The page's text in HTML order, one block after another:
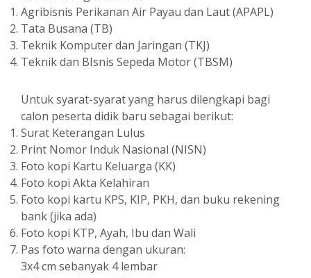
Agribisnis Perikanan Air Payau dan Laut (APAPL)
Tata Busana (TB)
Teknik Komputer dan Jaringan (TKJ)
Teknik dan BIsnis Sepeda Motor (TBSM)
Untuk syarat-syarat yang harus dilengkapi bagi
calon peserta didik baru sebagai berikut:
Surat Keterangan Lulus
Print Nomor Induk Nasional (NISN)
Foto kopi Kartu Keluarga (KK)
Foto kopi Akta Kelahiran
Foto kopi kartu KPS, KIP, PKH, dan buku rekening
bank (jika ada)
Foto kopi KTP, Ayah, Ibu dan Wali
Pas foto warna dengan ukuran:
3x4 cm sebanyak 4 lembar